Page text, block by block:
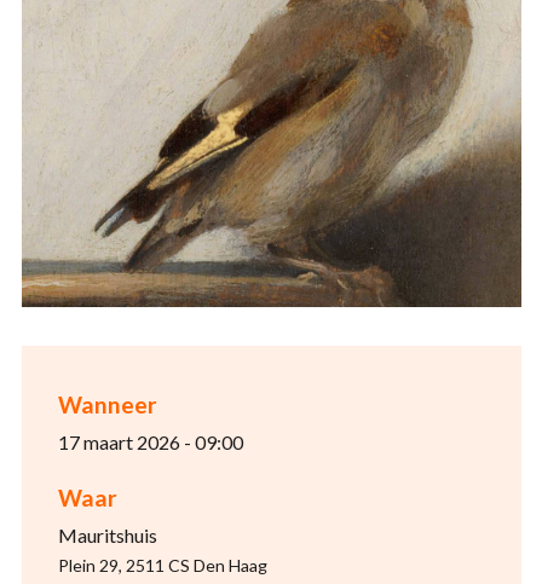
Wanneer
17 maart 2026 - 09:00
Waar
Mauritshuis
Plein 29, 2511 CS Den Haag